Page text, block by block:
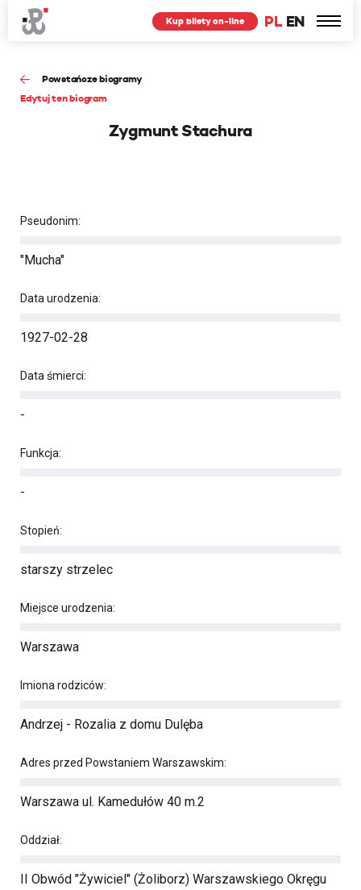
PL EN
Kup bilety on-line
Powstańcze biogramy
Edytuj ten biogram
Zygmunt Stachura
Pseudonim:
"Mucha"
Data urodzenia:
1927-02-28
Data śmierci:
-
Funkcja:
-
Stopień:
starszy strzelec
Miejsce urodzenia:
Warszawa
Imiona rodziców:
Andrzej - Rozalia z domu Dulęba
Adres przed Powstaniem Warszawskim:
Warszawa ul. Kamedułów 40 m.2
Oddział:
II Obwód "Żywiciel" (Żoliborz) Warszawskiego Okręgu